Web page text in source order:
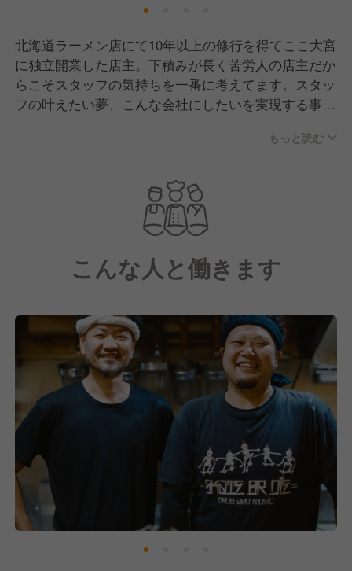
北海道ラーメン店にて10年以上の修行を得てここ大宮
に独立開業した店主。下積みが長く苦労人の店主だか
らこそスタッフの気持ちを一番に考えてます。スタッ
フの叶えたい夢、こんな会社にしたいを実現する事が
もっと読む
こんな人と働きます